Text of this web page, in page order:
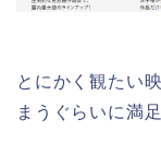
とにかく観たい
まうぐらいに満